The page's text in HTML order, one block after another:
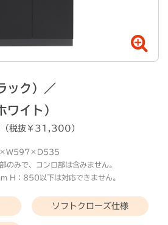
ク）／
イト）
（税抜￥ 31,300 ）
のみで、コンロ部は含みません。
H：850以下は対応できません。
ソフトクローズ仕様